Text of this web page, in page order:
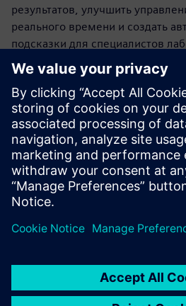
результатов, улучшить
реального времени и создать
подсказки для специалистов
достигается с помощью:
Управления данными о
процессами в лабораториях;
Поддержки проверки
режиме и в режиме
лаборатории и на
Поддержки определения и
планов/методов
Соблюдения стандартов